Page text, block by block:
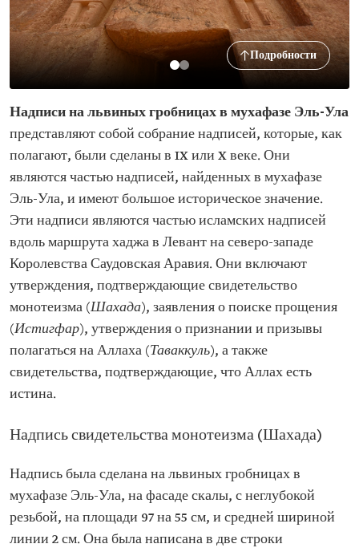
Подробности
Надписи на львиных гробницах в мухафазе Эль-Ула
представляют собой собрание надписей, которые, как
полагают, были сделаны в IX или X веке. Они
являются частью надписей, найденных в мухафазе
Эль-Ула, и имеют большое историческое значение.
Эти надписи являются частью исламских надписей
вдоль маршрута хаджа в Левант на северо-западе
Королевства Саудовская Аравия. Они включают
утверждения, подтверждающие свидетельство
монотеизма (Шахада), заявления о поиске прощения
(Истигфар), утверждения о признании и призывы
полагаться на Аллаха (Таваккуль), а также
свидетельства, подтверждающие, что Аллах есть
истина.
Надпись свидетельства монотеизма (Шахада)
Надпись была сделана на львиных гробницах в
мухафазе Эль-Ула, на фасаде скалы, с неглубокой
резьбой, на площади 97 на 55 см, и средней шириной
линии 2 см. Она была написана в две строки